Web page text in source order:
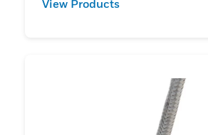
View Products